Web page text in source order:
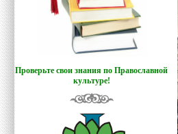
Проверьте свои знания по Православной
культуре!